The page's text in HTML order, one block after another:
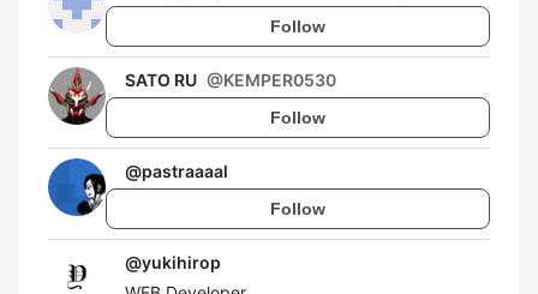
Follow
SATO RU @KEMPER0530
Follow
@pastraaaal
Follow
@yukihirop